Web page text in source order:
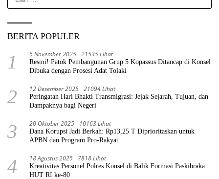
untuk:
BERITA POPULER
1 6 November 2025 21535 Lihat
Resmi! Patok Pembangunan Grup 5 Kopassus Ditancap di Konsel
Dibuka dengan Prosesi Adat Tolaki
2 12 Desember 2025 21094 Lihat
Peringatan Hari Bhakti Transmigrasi: Jejak Sejarah, Tujuan, dan
Dampaknya bagi Negeri
3 20 Oktober 2025 10163 Lihat
Dana Korupsi Jadi Berkah: Rp13,25 T Diprioritaskan untuk
APBN dan Program Pro-Rakyat
4 18 Agustus 2025 7818 Lihat
Kreativitas Personel Polres Konsel di Balik Formasi Paskibraka
HUT RI ke-80